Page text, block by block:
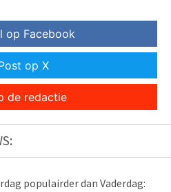
op Facebook
op X
de redactie
populairder dan Vaderdag: